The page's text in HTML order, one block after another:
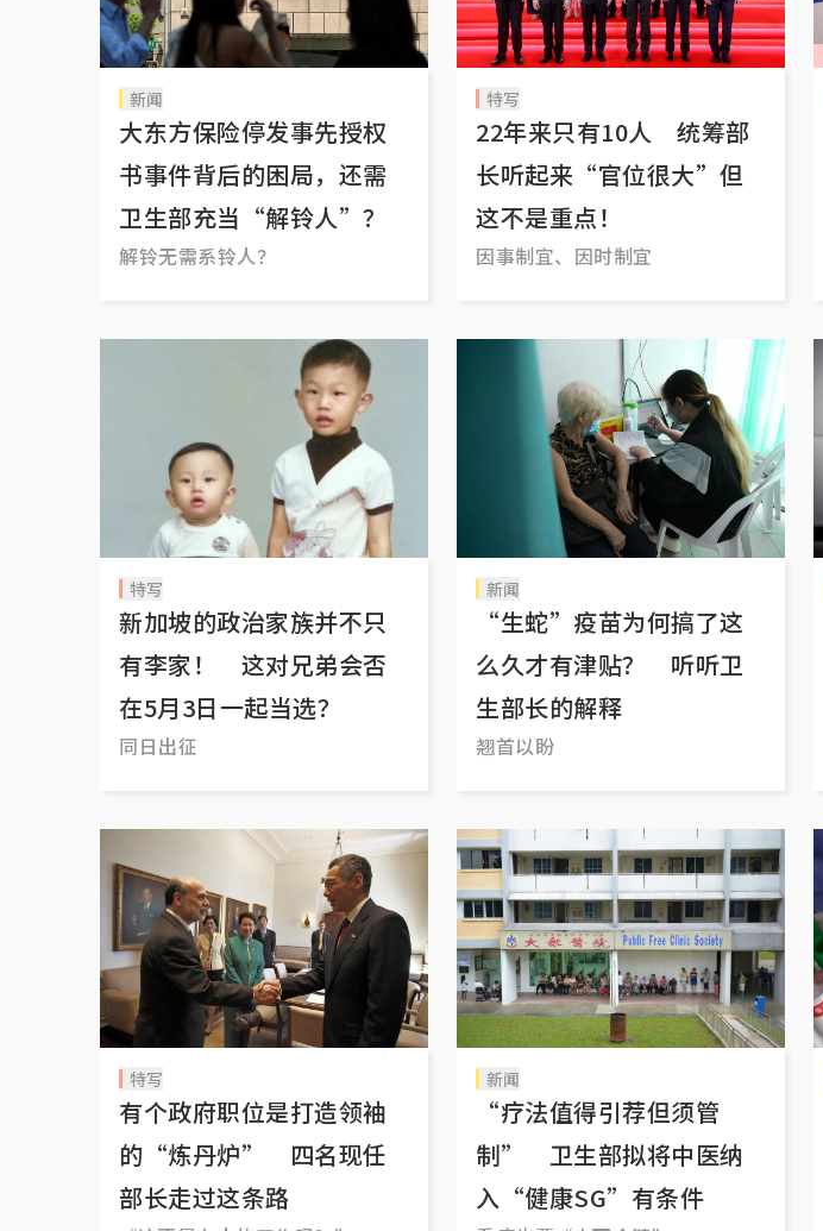
新闻
大东方保险停发事先授权
书事件背后的困局，还需
卫生部充当“解铃人”？
解铃无需系铃人？
特写
22年来只有10人 统筹部
长听起来“官位很大”但
这不是重点！
因事制宜、因时制宜
特写
新加坡的政治家族并不只
有李家！ 这对兄弟会否
在5月3日一起当选？
同日出征
新闻
“生蛇”疫苗为何搞了这
么久才有津贴？ 听听卫
生部长的解释
翘首以盼
特写
有个政府职位是打造领袖
的“炼丹炉” 四名现任
部长走过这条路
新闻
“疗法值得引荐但须管
制” 卫生部拟将中医纳
入“健康SG”有条件